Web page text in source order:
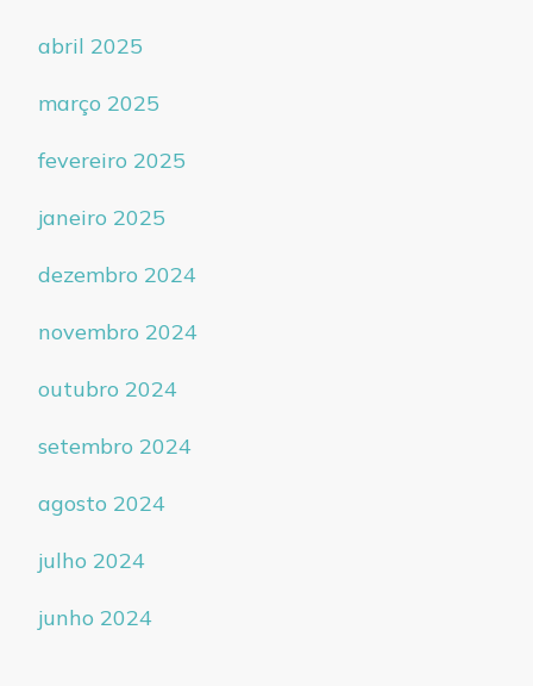
abril 2025
março 2025
fevereiro 2025
janeiro 2025
dezembro 2024
novembro 2024
outubro 2024
setembro 2024
agosto 2024
julho 2024
junho 2024